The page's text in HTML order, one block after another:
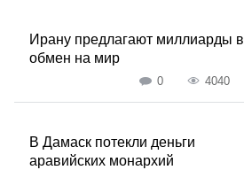
Ирану предлагают миллиарды в
обмен на мир
0 4040
В Дамаск потекли деньги
аравийских монархий